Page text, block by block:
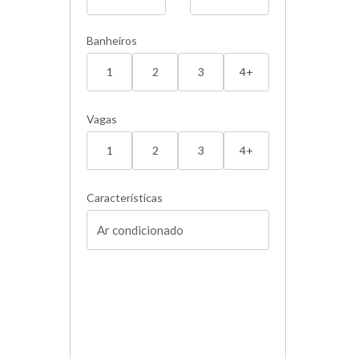
Banheiros
1 2 3 4+
Vagas
1 2 3 4+
Características